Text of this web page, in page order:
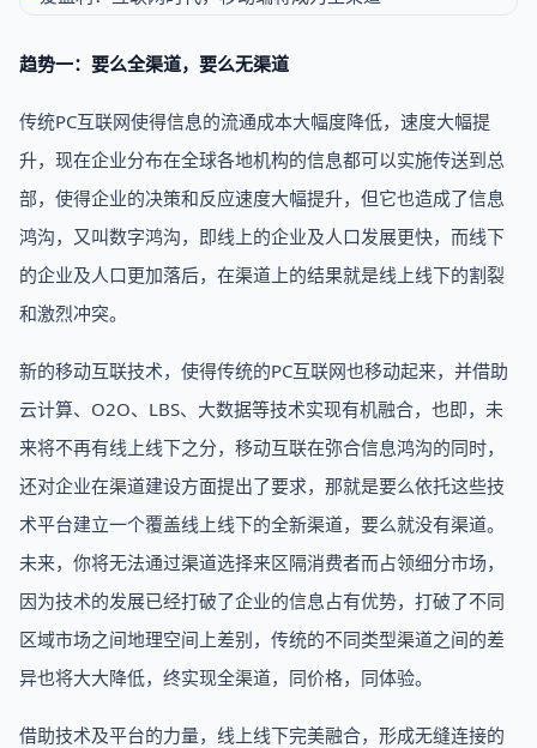
趋势一：要么全渠道，要么无渠道
传统PC互联网使得信息的流通成本大幅度降低，速度大幅提
升，现在企业分布在全球各地机构的信息都可以实施传送到总
部，使得企业的决策和反应速度大幅提升，但它也造成了信息
鸿沟，又叫数字鸿沟，即线上的企业及人口发展更快，而线下
的企业及人口更加落后，在渠道上的结果就是线上线下的割裂
和激烈冲突。
新的移动互联技术，使得传统的PC互联网也移动起来，并借助
云计算、O2O、LBS、大数据等技术实现有机融合，也即，未
来将不再有线上线下之分，移动互联在弥合信息鸿沟的同时，
还对企业在渠道建设方面提出了要求，那就是要么依托这些技
术平台建立一个覆盖线上线下的全新渠道，要么就没有渠道。
未来，你将无法通过渠道选择来区隔消费者而占领细分市场，
因为技术的发展已经打破了企业的信息占有优势，打破了不同
区域市场之间地理空间上差别，传统的不同类型渠道之间的差
异也将大大降低，终实现全渠道，同价格，同体验。
借助技术及平台的力量，线上线下完美融合，形成无缝连接的